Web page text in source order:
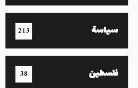
سياسة 213
فلسطين 38